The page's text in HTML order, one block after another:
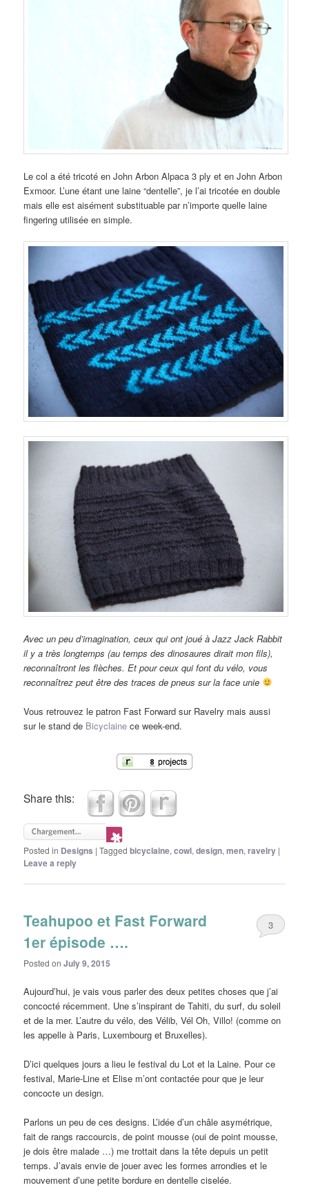
Le col a été tricoté en John Arbon Alpaca 3 ply et en John Arbon
Exmoor. L’une étant une laine “dentelle”, je l’ai tricotée en double
mais elle est aisément substituable par n’importe quelle laine
fingering utilisée en simple.
Avec un peu d’imagination, ceux qui ont joué à Jazz Jack Rabbit
il y a très longtemps (au temps des dinosaures dirait mon fils),
reconnaîtront les flèches. Et pour ceux qui font du vélo, vous
reconnaîtrez peut être des traces de pneus sur la face unie
Vous retrouvez le patron Fast Forward sur Ravelry mais aussi
sur le stand de Bicyclaine ce week-end.
Share this:
Posted in Designs |Tagged bicyclaine,cowl,design,men,ravelry |
Leave a reply
Teahupoo et Fast Forward
1er épisode ….
Posted onJuly 9, 2015
3
Aujourd’hui, je vais vous parler des deux petites choses que j’ai
concocté récemment. Une s’inspirant de Tahiti, du surf, du soleil
et de la mer. L’autre du vélo, des Vélib, Vél Oh, Villo! (comme on
les appelle à Paris, Luxembourg et Bruxelles).
D’ici quelques jours a lieu le festival du Lot et la Laine. Pour ce
festival, Marie-Line et Elise m’ont contactée pour que je leur
concocte un design.
Parlons un peu de ces designs. L’idée d’un châle asymétrique,
fait de rangs raccourcis, de point mousse (oui de point mousse,
je dois être malade …) me trottait dans la tête depuis un petit
temps. J’avais envie de jouer avec les formes arrondies et le
mouvement d’une petite bordure en dentelle ciselée.